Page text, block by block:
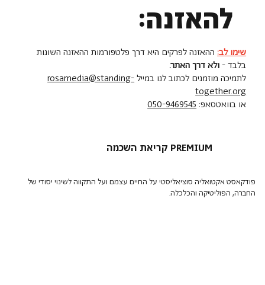
להאזנה:
שימו לב: ההאזנה לפרקים היא דרך פלטפורמות ההאזנה השונות
בלבד - ולא דרך האתר.
לתמיכה מוזמנים לכתוב לנו במיילrosamedia@standing-
together.org
או בוואטסאפ: 050-9469545
קריאת השכמה PREMIUM
פודקאסט אקטואליה סוציאליסטי על החיים עצמם ועל התקווה לשינוי יסודי של
החברה, הפוליטיקה והכלכלה.